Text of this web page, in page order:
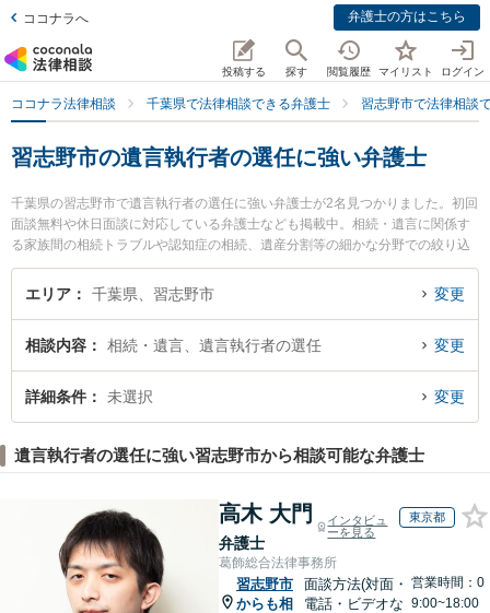
ココナラへ 弁護士の方はこちら
投稿する 探す 閲覧履歴 マイリスト ログイン
ココナラ法律相談 千葉県で法律相談できる弁護士 習志野市で法律相談
習志野市の遺言執行者の選任に強い弁護士
千葉県の習志野市で遺言執行者の選任に強い弁護士が2名見つかりました。初回
面談無料や休日面談に対応している弁護士なども掲載中。相続・遺言に関係す
る家族間の相続トラブルや認知症の相続、遺産分割等の細かな分野での絞り込
み検索もでき便利です。特に弁護士法人M．L．T法律事務所の福世 健一郎弁護
士や弁護士法人M．L．T法律事務所の長谷部 秀幸弁護士のプロフィール情報や
の選任のトラブル解決の実績豊富な近くの弁護士を検索したい』『初回相談無
料で遺言執行者の選任を法律相談できる習志野市内の弁護士に相談予約した
い』などでお困りの相談者さんにおすすめです。
エリア 千葉県、習志野市 変更
相談内容 相続・遺言、遺言執行者の選任 変更
詳細条件 未選択 変更
遺言執行者の選任に強い習志野市から相談可能な弁護士
高木 大門
弁護士
インタビュ
ーを見る
東京都
葛飾総合法律事務所
習志野市
からも相
面談方法(対面・
電話・ビデオな
営業時間：0
9:00~18:00